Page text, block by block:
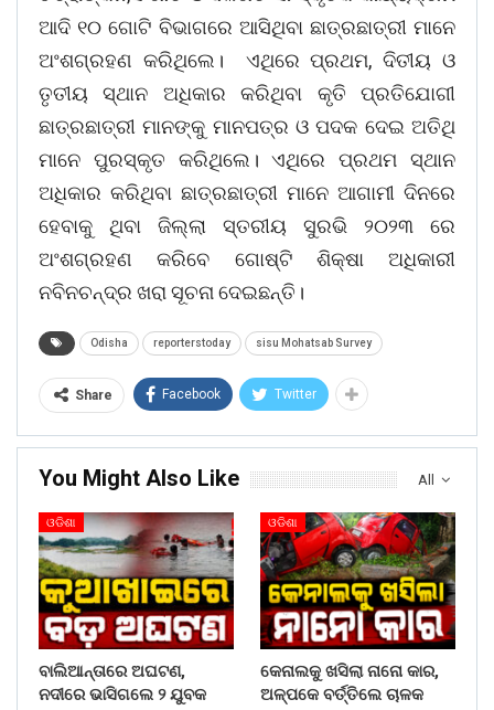
ଆଦି ୧୦ ଗୋଟି ବିଭାଗରେ ଆସିଥିବା ଛାତ୍ରଛାତ୍ରୀ ମାନେ
ଅଂଶଗ୍ରହଣ କରିଥିଲେ। ଏଥିରେ ପ୍ରଥମ, ଦିତୀୟ ଓ
ତୃତୀୟ ସ୍ଥାନ ଅଧିକାର କରିଥିବା କୃତି ପ୍ରତିଯୋଗୀ
ଛାତ୍ରଛାତ୍ରୀ ମାନଙ୍କୁ ମାନପତ୍ର ଓ ପଦକ ଦେଇ ଅତିଥି
ମାନେ ପୁରସ୍କୃତ କରିଥିଲେ। ଏଥିରେ ପ୍ରଥମ ସ୍ଥାନ
ଅଧିକାର କରିଥିବା ଛାତ୍ରଛାତ୍ରୀ ମାନେ ଆଗାମୀ ଦିନରେ
ହେବାକୁ ଥିବା ଜିଲ୍ଲା ସ୍ତରୀୟ ସୁରଭି ୨୦୨୩ ରେ
ଅଂଶଗ୍ରହଣ କରିବେ ଗୋଷ୍ଟି ଶିକ୍ଷା ଅଧିକାରୀ
ନବିନଚନ୍ଦ୍ର ଖରା ସୂଚନା ଦେଇଛନ୍ତି।
Odisha reporterstoday sisu Mohatsab Survey
Share Facebook Twitter
All
You Might Also Like
ଓଡିଶା
ବାଲିଆନ୍ତାରେ ଅଘଟଣ,
ନଦୀରେ ଭାସିଗଲେ ୨ ଯୁବକ
ଓଡିଶା
କେନାଲକୁ ଖସିଲା ନାନୋ କାର,
ଅଳ୍ପକେ ବର୍ତ୍ତିଲେ ଚାଳକ